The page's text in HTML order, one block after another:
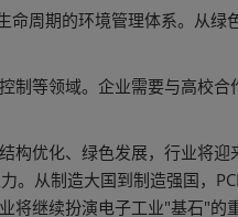
周期的环境管理体系。从
等领域。企业需要与高校
优化、绿色发展，行业将
从制造大国到制造强国，
将继续扮演电子工业"基石"